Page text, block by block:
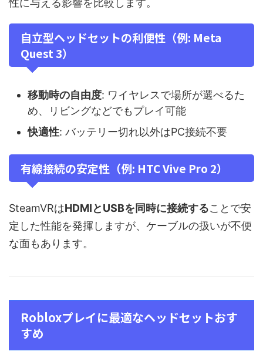
性に与える影響を比較します。
自立型ヘッドセットの利便性（例: Meta
Quest 3）
移動時の自由度: ワイヤレスで場所が選べるた
め、リビングなどでもプレイ可能
快適性: バッテリー切れ以外はPC接続不要
有線接続の安定性（例: HTC Vive Pro 2）
SteamVRはHDMIとUSBを同時に接続することで安
定した性能を発揮しますが、ケーブルの扱いが不便
な面もあります。
Robloxプレイに最適なヘッドセットおす
すめ